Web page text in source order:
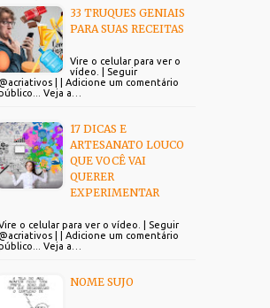
33 TRUQUES GENIAIS
PARA SUAS RECEITAS
Vire o celular para ver o
vídeo. | Seguir
@acriativos | | Adicione um comentário
Veja a…
17 DICAS E
ARTESANATO LOUCO
QUE VOCÊ VAI
QUERER
EXPERIMENTAR
o celular para ver o vídeo. | Seguir
@acriativos | | Adicione um comentário
Veja a…
NOME SUJO